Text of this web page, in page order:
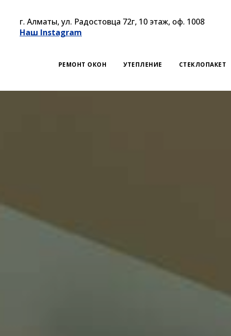
г. Алматы, ул. Радостовца 72г, 10 этаж, оф. 1008
Наш Instagram
РЕМОНТ ОКОН УТЕПЛЕНИЕ СТЕКЛОПАКЕТ